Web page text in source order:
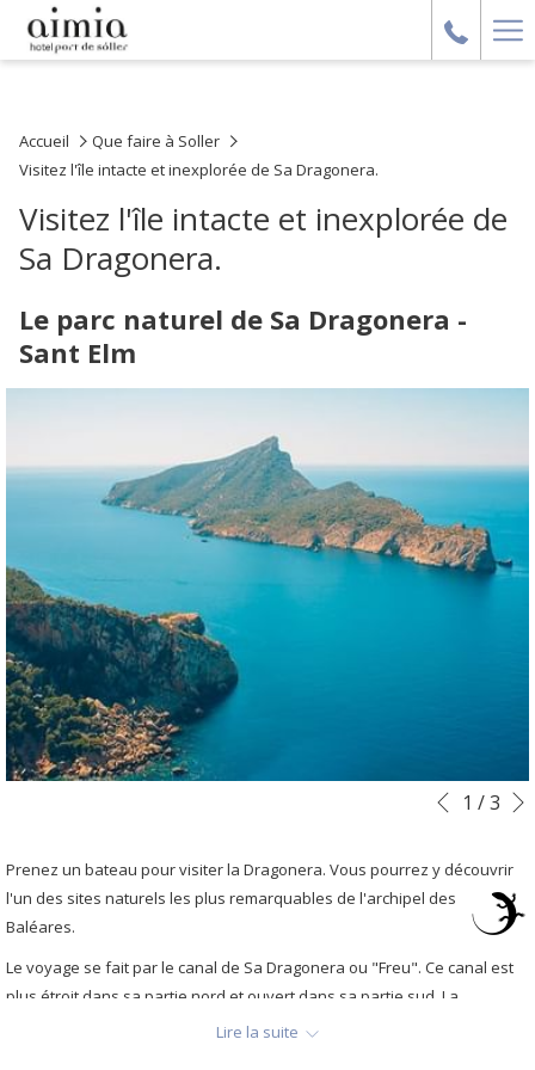
Accueil
Que faire à Soller
Visitez l'île intacte et inexplorée de Sa Dragonera.
Visitez l'île intacte et inexplorée de
Sa Dragonera.
Le parc naturel de Sa Dragonera -
Sant Elm
Boutons
diaporama
Le
dessus
en
cliquant
1 /3
Prenez un bateau pour visiter la Dragonera. Vous pourrez y découvrir
l'un des sites naturels les plus remarquables de l'archipel des
Baléares.
Le voyage se fait par le canal de Sa Dragonera ou "Freu". Ce canal est
plus étroit dans sa partie nord et ouvert dans sa partie sud. La
traversée dure environ 20 minutes et permet de profiter d'un voyage
Lire la suite